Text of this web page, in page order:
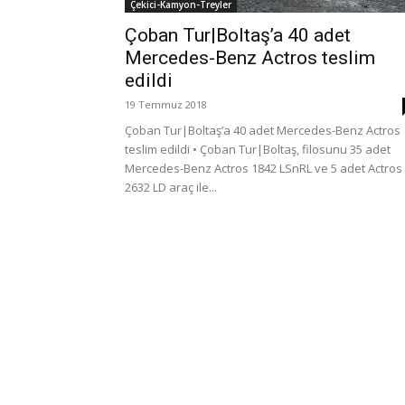
Çekici-Kamyon-Treyler
Çoban Tur|Boltaş’a 40 adet
Mercedes-Benz Actros teslim
edildi
19 Temmuz 2018
Çoban Tur|Boltaş’a 40 adet Mercedes-Benz Actros
teslim edildi • Çoban Tur|Boltaş, filosunu 35 adet
Mercedes-Benz Actros 1842 LSnRL ve 5 adet Actros
2632 LD araç ile...